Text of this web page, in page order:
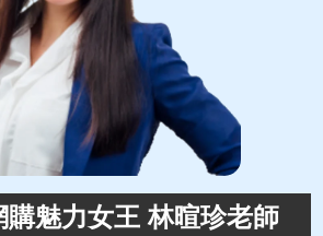
魅力女王 林暄珍老師